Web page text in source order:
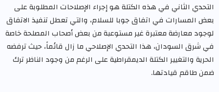
التحدي الثاني في هذه الكتلة هو إجراء الإصلاحات المطلوبة على
بعض المسارات في اتفاق جوبا للسلام، والتي تعطل تنفيذ الاتفاق
لوجود معارضة معتبرة غير مستوعبة من بعض أصحاب المصلحة خاصة
في شرق السودان، هذا التحدي الإصلاحي ما زال قائماً، حيث ترفضه
الحرية والتغيير الكتلة الديمقراطية على الرغم من وجود الناظر ترك
ضمن طاقم قيادتها.